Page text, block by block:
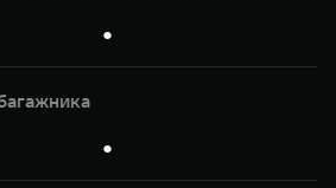
●
●